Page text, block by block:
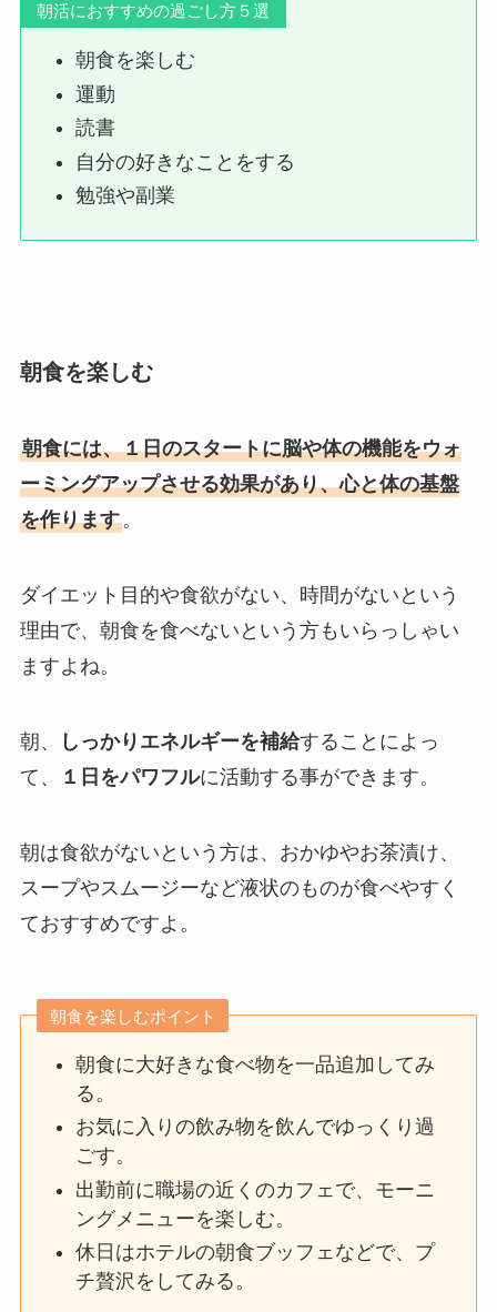
朝活におすすめの過ごし方５選
朝食を楽しむ
運動
読書
自分の好きなことをする
勉強や副業
朝食を楽しむ
朝食には、１日のスタートに脳や体の機能をウォ
ーミングアップさせる効果があり、心と体の基盤
を作ります。
ダイエット目的や食欲がない、時間がないという
理由で、朝食を食べないという方もいらっしゃい
ますよね。
朝、 しっかりエネルギーを補給することによっ
て、
１日をパワフルに活動する事ができます。
朝は食欲がないという方は、おかゆやお茶漬け、
スープやスムージーなど液状のものが食べやすく
ておすすめですよ。
朝食を楽しむポイント
朝食に大好きな食べ物を一品追加してみ
る。
お気に入りの飲み物を飲んでゆっくり過
ごす。
出勤前に職場の近くのカフェで、モーニ
ングメニューを楽しむ。
休日はホテルの朝食ブッフェなどで、プ
チ贅沢をしてみる。